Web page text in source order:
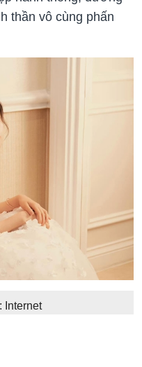
thần vô cùng phấn
Internet